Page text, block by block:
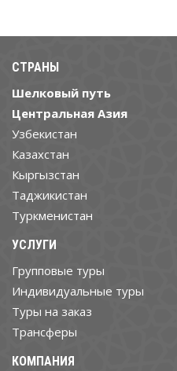
СТРАНЫ
Шелковый путь
Центральная Азия
Узбекистан
Казахстан
Кыргызстан
Таджикистан
Туркменистан
УСЛУГИ
Групповые туры
Индивидуальные туры
Туры на заказ
Трансферы
КОМПАНИЯ